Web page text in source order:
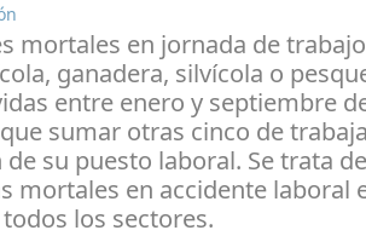
mortales en jornada de
ganadera, silvícola o
entre enero y septiembre
sumar otras cinco de
su puesto laboral. Se trata
mortales en accidente laboral
los sectores.